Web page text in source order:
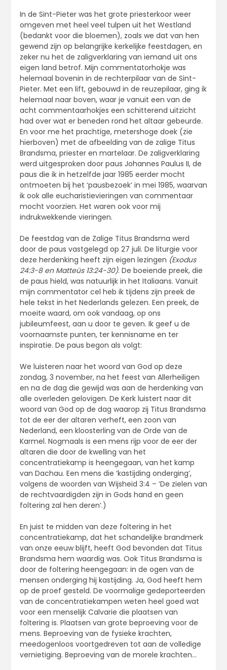
In de Sint-Pieter was het grote priesterkoor weer
omgeven met heel veel tulpen uit het Westland
(bedankt voor die bloemen), zoals we dat van hen
gewend zijn op belangrijke kerkelijke feestdagen, en
zeker nu het de zaligverklaring van iemand uit ons
eigen land betrof. Mijn commentatorhokje was
helemaal bovenin in de rechterpilaar van de Sint-
Pieter. Met een lift, gebouwd in de reuzepilaar, ging ik
helemaal naar boven, waar je vanuit een van de
acht commentaarhokjes een schitterend uitzicht
had over wat er beneden rond het altaar gebeurde.
En voor me het prachtige, metershoge doek (zie
hierboven) met de afbeelding van de zalige Titus
Brandsma, priester en martelaar. De zaligverklaring
werd uitgesproken door paus Johannes Paulus II, de
paus die ik in hetzelfde jaar 1985 eerder mocht
ontmoeten bij het ‘pausbezoek’ in mei 1985, waarvan
ik ook alle eucharistievieringen van commentaar
mocht voorzien. Het waren ook voor mij
indrukwekkende vieringen.
De feestdag van de Zalige Titus Brandsma werd
door de paus vastgelegd op 27 juli. De liturgie voor
deze herdenking heeft zijn eigen lezingen (Exodus
24:3-8 en Matteüs 13:24-30). De boeiende preek, die
de paus hield, was natuurlijk in het Italiaans. Vanuit
mijn commentator cel heb ik tijdens zijn preek de
hele tekst in het Nederlands gelezen. Een preek, de
moeite waard, om ook vandaag, op ons
jubileumfeest, aan u door te geven. Ik geef u de
voornaamste punten, ter kennisname en ter
inspiratie. De paus begon als volgt:
We luisteren naar het woord van God op deze
zondag, 3 november, na het feest van Allerheiligen
en na de dag die gewijd was aan de herdenking van
alle overleden gelovigen. De Kerk luistert naar dit
woord van God op de dag waarop zij Titus Brandsma
tot de eer der altaren verheft, een zoon van
Nederland, een kloosterling van de Orde van de
Karmel. Nogmaals is een mens rijp voor de eer der
altaren die door de kwelling van het
concentratiekamp is heengegaan, van het kamp
van Dachau. Een mens die ‘kastijding onderging’,
volgens de woorden van Wijsheid 3:4 – ‘De zielen van
de rechtvaardigden zijn in Gods hand en geen
foltering zal hen deren’.)
En juist te midden van deze foltering in het
concentratiekamp, dat het schandelijke brandmerk
van onze eeuw blijft, heeft God bevonden dat Titus
Brandsma hem waardig was. Ook Titus Brandsma is
door de foltering heengegaan: in de ogen van de
mensen onderging hij kastijding. Ja, God heeft hem
op de proef gesteld. De voormalige gedeporteerden
van de concentratiekampen weten heel goed wat
voor een menselijk Calvarie die plaatsen van
foltering is. Plaatsen van grote beproeving voor de
mens. Beproeving van de fysieke krachten,
meedogenloos voortgedreven tot aan de volledige
vernietiging. Beproeving van de morele krachten…